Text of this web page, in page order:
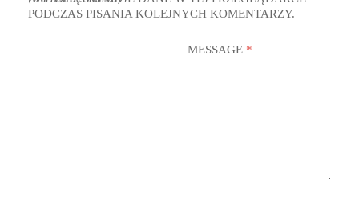
PODCZAS PISANIA KOLEJNYCH KOMENTARZY.
MESSAGE *